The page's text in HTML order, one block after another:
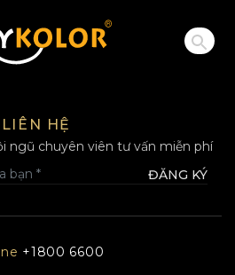
LIÊN HỆ
ngũ chuyên viên tư vấn miễn phí
ĐĂNG KÝ
+1800 6600